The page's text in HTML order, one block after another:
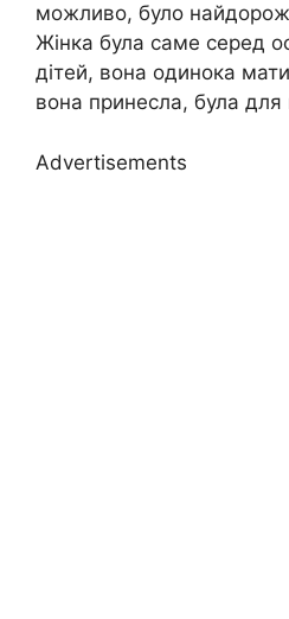
можливо, було
Жінка була саме серед
дітей, вона одинока
вона принесла, була
Advertisements